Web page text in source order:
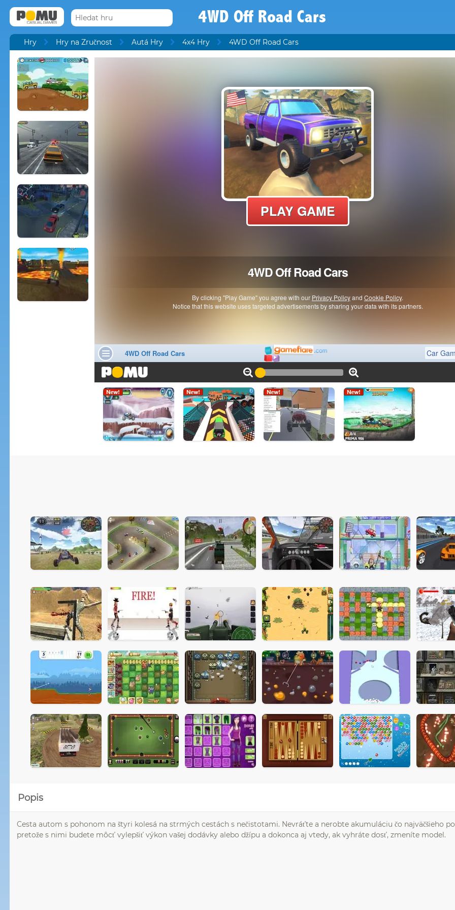
4WD Off Road Cars
Hry Hry na Zručnost Autá Hry 4x4 Hry 4WD Off Road Cars
Popis
Cesta autom s pohonom na štyri kolesá na strmých cestách s nečistotami. Nevráťte a nerobte akumuláciu čo najväčšieho
pretože s nimi budete môcť vylepšiť výkon vašej dodávky alebo džípu a dokonca aj vtedy, ak vyhráte dosť, zmeníte model.